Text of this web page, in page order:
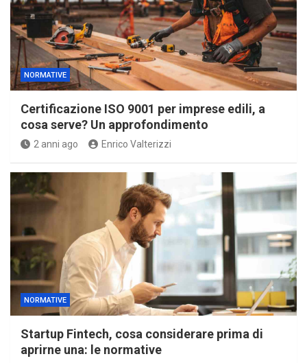
NORMATIVE
Certificazione ISO 9001 per imprese edili, a
cosa serve? Un approfondimento
2 anni ago Enrico Valterizzi
NORMATIVE
Startup Fintech, cosa considerare prima di
aprirne una: le normative